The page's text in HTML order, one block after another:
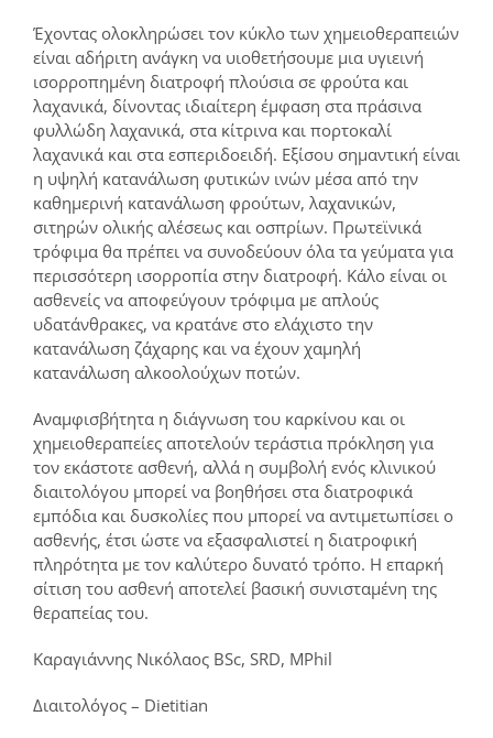
Έχοντας ολοκληρώσει τον κύκλο των χημειοθεραπειών
είναι αδήριτη ανάγκη να υιοθετήσουμε μια υγιεινή
ισορροπημένη διατροφή πλούσια σε φρούτα και
λαχανικά, δίνοντας ιδιαίτερη έμφαση στα πράσινα
φυλλώδη λαχανικά, στα κίτρινα και πορτοκαλί
λαχανικά και στα εσπεριδοειδή. Εξίσου σημαντική είναι
η υψηλή κατανάλωση φυτικών ινών μέσα από την
καθημερινή κατανάλωση φρούτων, λαχανικών,
σιτηρών ολικής αλέσεως και οσπρίων. Πρωτεϊνικά
τρόφιμα θα πρέπει να συνοδεύουν όλα τα γεύματα για
περισσότερη ισορροπία στην διατροφή. Κάλο είναι οι
ασθενείς να αποφεύγουν τρόφιμα με απλούς
υδατάνθρακες, να κρατάνε στο ελάχιστο την
κατανάλωση ζάχαρης και να έχουν χαμηλή
κατανάλωση αλκοολούχων ποτών.
Αναμφισβήτητα η διάγνωση του καρκίνου και οι
χημειοθεραπείες αποτελούν τεράστια πρόκληση για
τον εκάστοτε ασθενή, αλλά η συμβολή ενός κλινικού
διαιτολόγου μπορεί να βοηθήσει στα διατροφικά
εμπόδια και δυσκολίες που μπορεί να αντιμετωπίσει ο
ασθενής, έτσι ώστε να εξασφαλιστεί η διατροφική
πληρότητα με τον καλύτερο δυνατό τρόπο. Η επαρκή
σίτιση του ασθενή αποτελεί βασική συνισταμένη της
θεραπείας του.
Καραγιάννης Νικόλαος BSc, SRD, MPhil
Διαιτολόγος – Dietitian